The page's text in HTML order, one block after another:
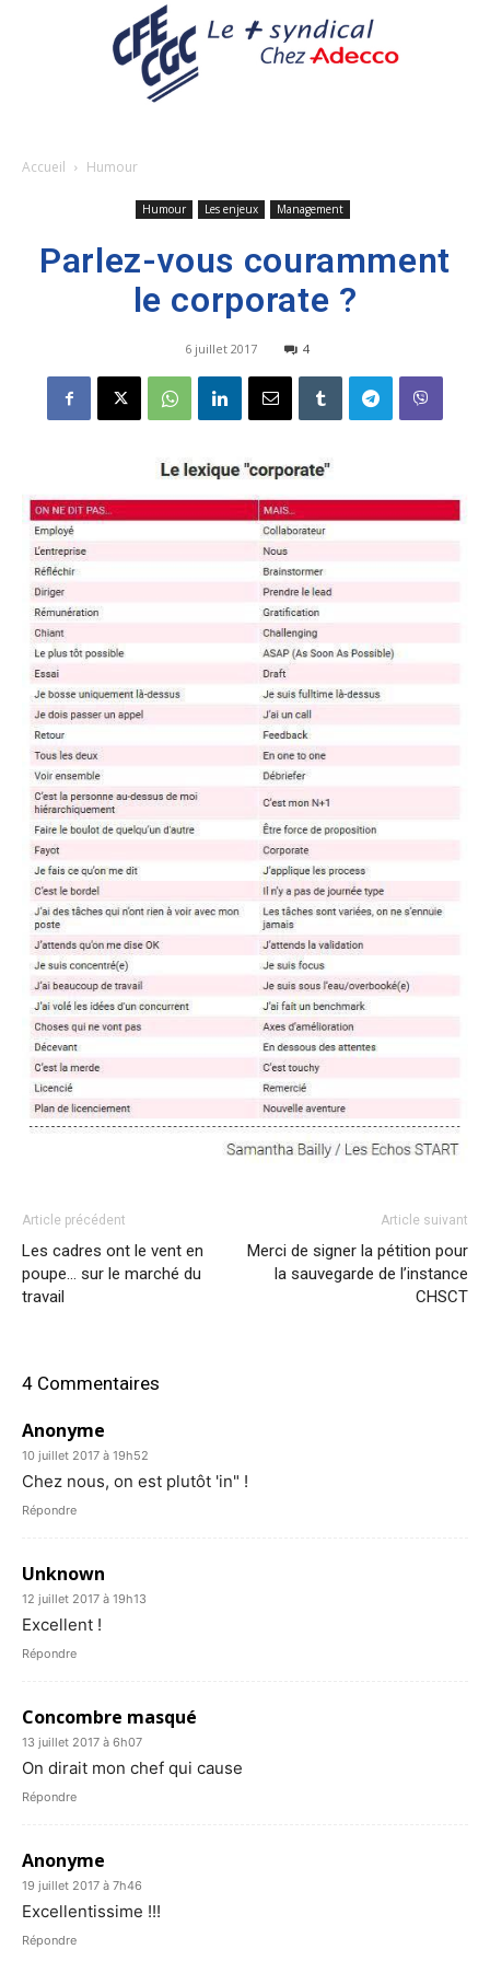
Accueil Humour
Humour Les enjeux Management
Parlez-vous couramment
le corporate ?
6 juillet 2017 4
Article précédent
Les cadres ont le vent en
poupe… sur le marché du
travail
Article suivant
Merci de signer la pétition pour
la sauvegarde de l’instance
CHSCT
4 Commentaires
Anonyme
10 juillet 2017 à 19h52
Chez nous, on est plutôt 'in" !
Répondre
Unknown
12 juillet 2017 à 19h13
Excellent !
Répondre
Concombre masqué
13 juillet 2017 à 6h07
On dirait mon chef qui cause
Répondre
Anonyme
19 juillet 2017 à 7h46
Excellentissime !!!
Répondre